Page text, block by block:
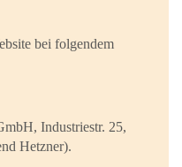
bei folgendem
Industriestr. 25,
Hetzner).